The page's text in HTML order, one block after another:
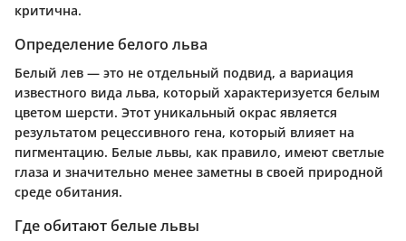
критична.
Определение белого льва
Белый лев — это не отдельный подвид, а вариация
известного вида льва, который характеризуется белым
цветом шерсти. Этот уникальный окрас является
результатом рецессивного гена, который влияет на
пигментацию. Белые львы, как правило, имеют светлые
глаза и значительно менее заметны в своей природной
среде обитания.
Где обитают белые львы